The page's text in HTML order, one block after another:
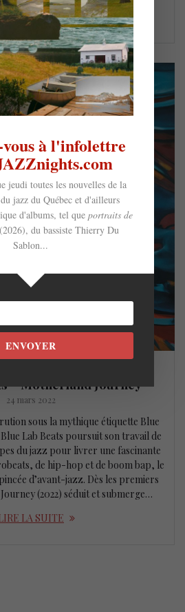
LA SUITE
– Motherland Journey
24 mars 2022
sous la mythique étiquette Blue
Lab Beats poursuit son travail de
du jazz pour livrer une fascinante
de hip-hop et de boom bap, le
d’avant-jazz. Dès les premiers
(2022) séduit et submerge…
LA SUITE
à l'infolettre
jeudi toutes les nouvelles de la
jazz du Québec et d'ailleurs
d'albums, tel queportraits de
(2026), du bassiste Thierry Du
Sablon...
ENVOYER